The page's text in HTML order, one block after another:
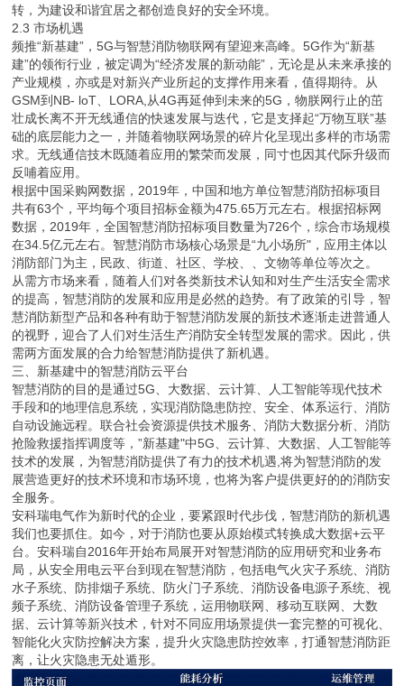
转，为建设和谐宜居之都创造良好的安全环境。
2.3 市场机遇
频推“新基建”，5G与智慧消防物联网有望迎来高峰。5G作为“新基
建”的领衔行业，被定调为“经济发展的新动能”，无论是从未来承接的
产业规模，亦或是对新兴产业所起的支撑作用来看，值得期待。从
GSM到NB- loT、LORA,从4G再延伸到未来的5G，物朕网行止的茁
壮成长离不开无线通信的快速发展与迭代，它是支择起“万物互联”基
础的底层能力之一，并随着物联网场景的碎片化呈现出多样的市场需
求。无线通信技木既随着应用的繁荣而发展，同寸也因其代际升级而
反哺着应用。
根据中国采购网数据，2019年，中国和地方单位智慧消防招标项目
共有63个，平均毎个项目招标金额为475.65万元左右。根据招标网
数据，2019年，全国智慧消防招标项目数量为726个，综合市场规模
在34.5亿元左右。智慧消防市场核心场景是“九小场所"，应用主体以
消防部门为主，民政、街道、社区、学校、、文物等单位等次之。
从需方市场来看，随着人们对各类新技术认知和对生产生活安全需求
的提高，智慧消防的发展和应用是必然的趋势。有了政策的引导，智
慧消防新型产品和各种有助于智慧消防发展的新技术逐渐走进普通人
的视野，迎合了人们对生活生产消防安全转型发展的需求。因此，供
需两方面发展的合力给智慧消防提供了新机遇。
三、新基建中的智慧消防云平台
智慧消防的目的是通过5G、大数据、云计算、人工智能等现代技术
手段和的地理信息系统，实现消防隐患防控、安全、体系运行、消防
自动设施远程。联合社会资源提供技术服务、消防大数据分析、消防
抢险救援指挥调度等，”新基建"中5G、云计算、大数据、人工智能等
技术的发展，为智慧消防提供了有力的技术机遇,将为智慧消防的发
展营造更好的技术环境和市场环境，也将为客户提供更好的的消防安
全服务。
安科瑞电气作为新时代的企业，要紧跟时代步伐，智慧消防的新机遇
我们也要抓住。如今，对于消防也要从原始模式转换成大数据+云平
台。安科瑞自2016年开始布局展开对智慧消防的应用研究和业务布
局，从安全用电云平台到现在智慧消防，包括电气火灾子系统、消防
水子系统、防排烟子系统、防火门子系统、消防设备电源子系统、视
频子系统、消防设备管理子系统，运用物联网、移动互联网、大数
据、云计算等新兴技术，针对不同应用场景提供一套完整的可视化、
智能化火灾防控解决方案，提升火灾隐患防控效率，打通智慧消防距
离，让火灾隐患无处遁形。